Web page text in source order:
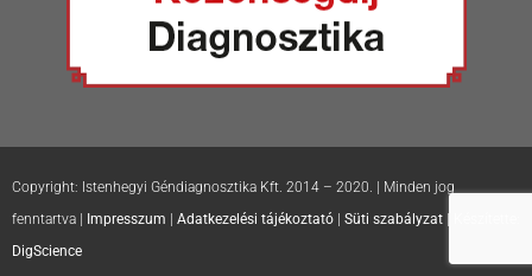
Copyright: Istenhegyi Géndiagnosztika Kft. 2014 – 2020. | Minden jog
fenntartva | Impresszum | Adatkezelési tájékoztató | Süti szabályzat | Készítette:
DigScience